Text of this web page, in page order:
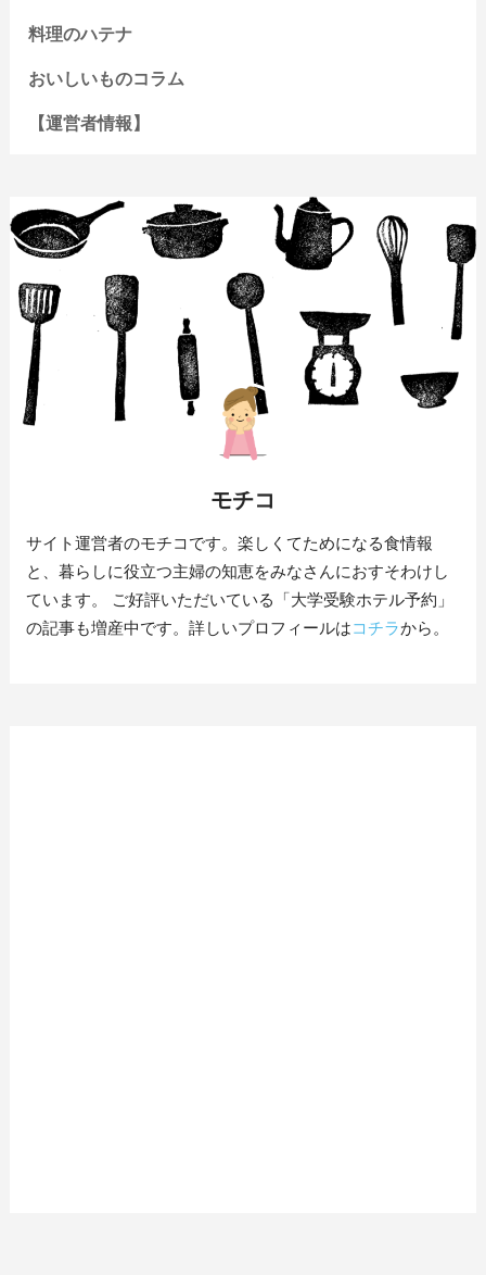
料理のハテナ
おいしいものコラム
【運営者情報】
モチコ
サイト運営者のモチコです。楽しくてためになる食情報
と、暮らしに役立つ主婦の知恵をみなさんにおすそわけし
ています。 ご好評いただいている「大学受験ホテル予約」
の記事も増産中です。詳しいプロフィールはコチラから。